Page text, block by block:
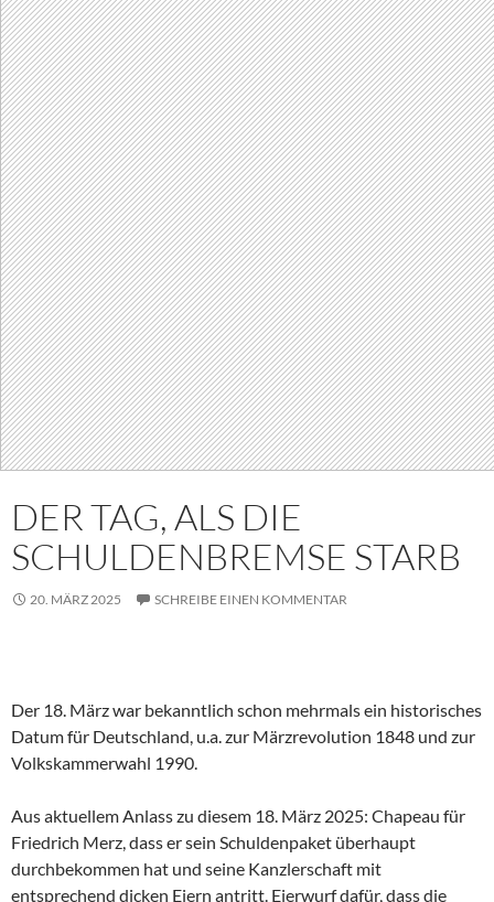
DER TAG, ALS DIE
SCHULDENBREMSE STARB
20. MÄRZ 2025 SCHREIBE EINEN KOMMENTAR
Der 18. März war bekanntlich schon mehrmals ein historisches
Datum für Deutschland, u.a. zur Märzrevolution 1848 und zur
Volkskammerwahl 1990.
Aus aktuellem Anlass zu diesem 18. März 2025: Chapeau für
Friedrich Merz, dass er sein Schuldenpaket überhaupt
durchbekommen hat und seine Kanzlerschaft mit
entsprechend dicken Eiern antritt. Eierwurf dafür, dass die